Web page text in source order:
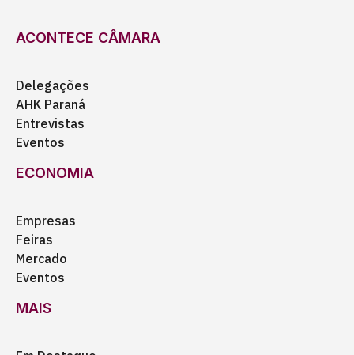
ACONTECE CÂMARA
Delegações
AHK Paraná
Entrevistas
Eventos
ECONOMIA
Empresas
Feiras
Mercado
Eventos
MAIS